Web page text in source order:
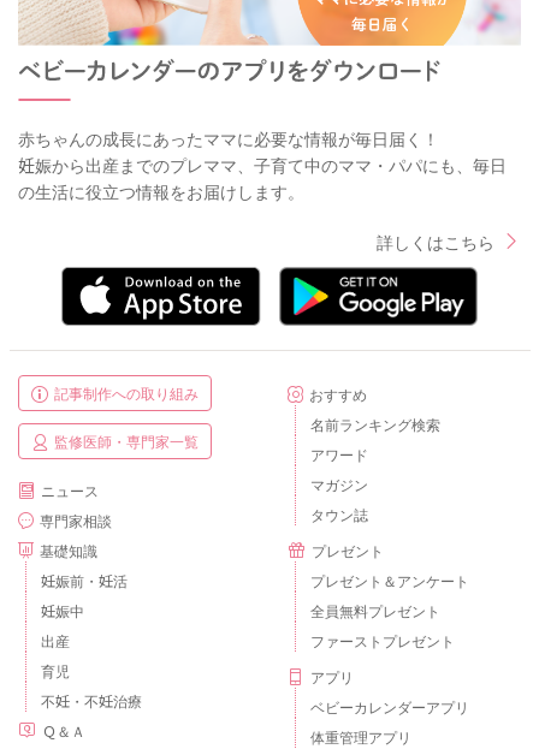
赤ちゃんの成長にあったママに必要な情報が毎日届く！
妊娠から出産までのプレママ、子育て中のママ・パパにも、毎日
の生活に役立つ情報をお届けします。
詳しくはこちら
記事制作への取り組み
監修医師・専門家一覧
ニュース
専門家相談
基礎知識
妊娠前・妊活
妊娠中
出産
育児
不妊・不妊治療
Ｑ＆Ａ
おすすめ
名前ランキング検索
アワード
マガジン
タウン誌
プレゼント
プレゼント＆アンケート
全員無料プレゼント
ファーストプレゼント
アプリ
ベビーカレンダーアプリ
体重管理アプリ